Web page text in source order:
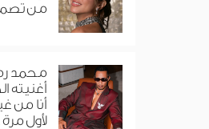
من
محمد
أغنيته
أنا من
لأول